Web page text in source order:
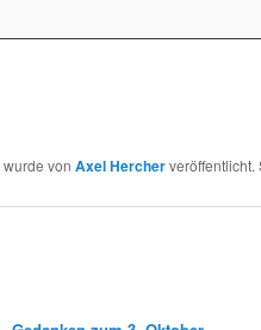
von Axel Hercherveröffentlicht.